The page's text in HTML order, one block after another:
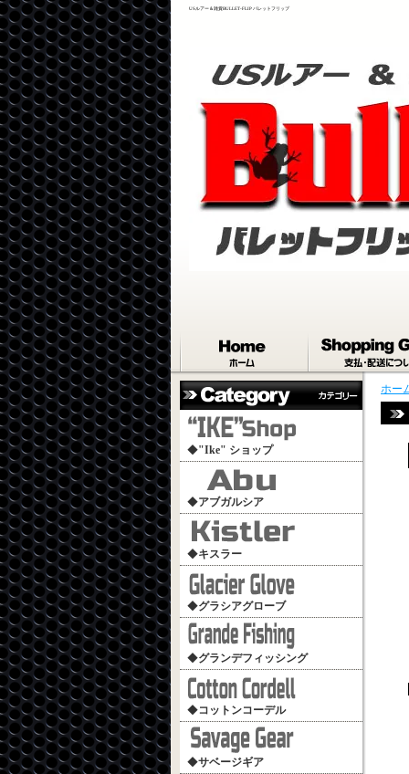
USルアー＆雑貨BULLET-FLIP バレットフリップ
◆"Ike" ショップ
◆アブガルシア
◆キスラー
◆グラシアグローブ
◆グランデフィッシング
◆コットンコーデル
◆サベージギア
ホー